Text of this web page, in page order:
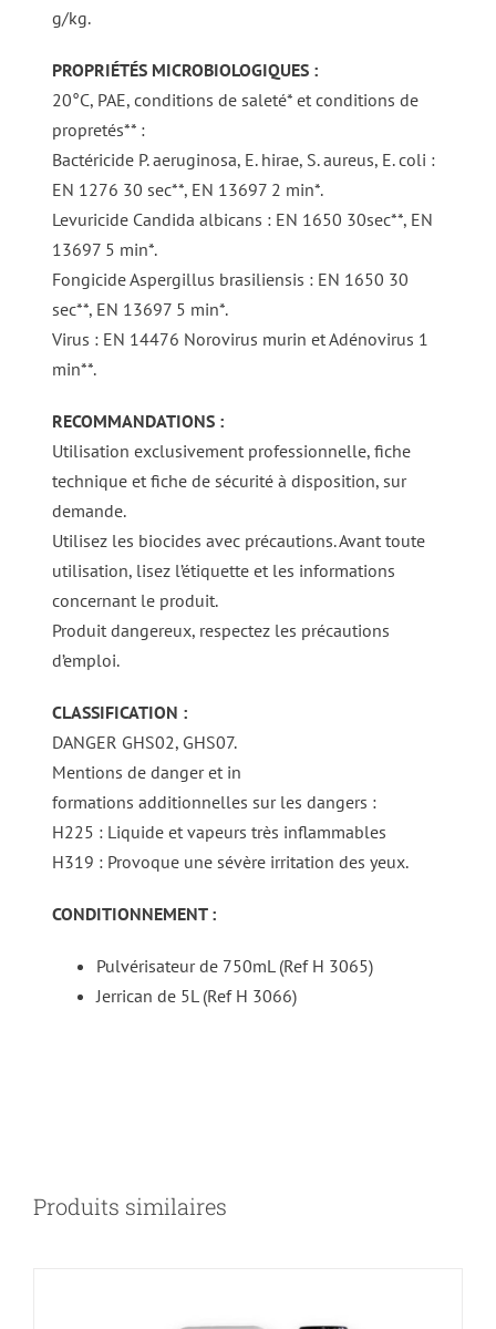
g/kg.
PROPRIÉTÉS MICROBIOLOGIQUES :
20°C, PAE, conditions de saleté* et conditions de
propretés** :
Bactéricide P. aeruginosa, E. hirae, S. aureus, E. coli :
EN 1276 30 sec**, EN 13697 2 min*.
Levuricide Candida albicans : EN 1650 30sec**, EN
13697 5 min*.
Fongicide Aspergillus brasiliensis : EN 1650 30
sec**, EN 13697 5 min*.
Virus : EN 14476 Norovirus murin et Adénovirus 1
min**.
RECOMMANDATIONS :
Utilisation exclusivement professionnelle, fiche
technique et fiche de sécurité à disposition, sur
demande.
Utilisez les biocides avec précautions. Avant toute
utilisation, lisez l’étiquette et les informations
concernant le produit.
Produit dangereux, respectez les précautions
d’emploi.
CLASSIFICATION :
DANGER GHS02, GHS07.
Mentions de danger et in
formations additionnelles sur les dangers :
H225 : Liquide et vapeurs très inflammables
H319 : Provoque une sévère irritation des yeux.
CONDITIONNEMENT :
Pulvérisateur de 750mL (Ref H 3065)
Jerrican de 5L (Ref H 3066)
Produits similaires